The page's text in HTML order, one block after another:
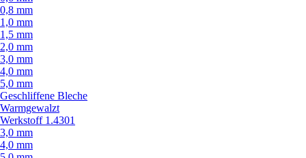
0,8 mm
1,0 mm
1,5 mm
2,0 mm
3,0 mm
4,0 mm
5,0 mm
Geschliffene Bleche
Warmgewalzt
Werkstoff 1.4301
3,0 mm
4,0 mm